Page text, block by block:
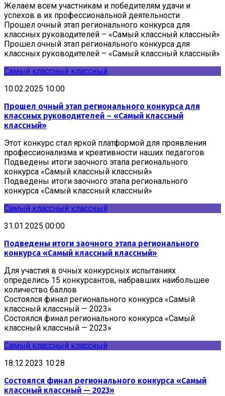
Желаем всем участникам и победителям удачи и
успехов в их профессиональной деятельности
Прошел очный этап регионального конкурса для
классных руководителей – «Самый классный классный»
Прошел очный этап регионального конкурса для
классных руководителей – «Самый классный классный»
Самый классный классный
10.02.2025 10:00
Прошел очный этап регионального конкурса для
классных руководителей – «Самый классный
классный»
Этот конкурс стал яркой платформой для проявления
профессионализма и креативности наших педагогов
Подведены итоги заочного этапа регионального
конкурса «Самый классный классный»
Подведены итоги заочного этапа регионального
конкурса «Самый классный классный»
Самый классный классный
31.01.2025 00:00
Подведены итоги заочного этапа регионального
конкурса «Самый классный классный»
Для участия в очных конкурсных испытаниях
определись 15 конкурсантов, набравших наибольшее
количество баллов
Состоялся финал регионального конкурса «Самый
классный классный — 2023»
Состоялся финал регионального конкурса «Самый
классный классный — 2023»
Самый классный классный
18.12.2023 10:28
Состоялся финал регионального конкурса «Самый
классный классный — 2023»